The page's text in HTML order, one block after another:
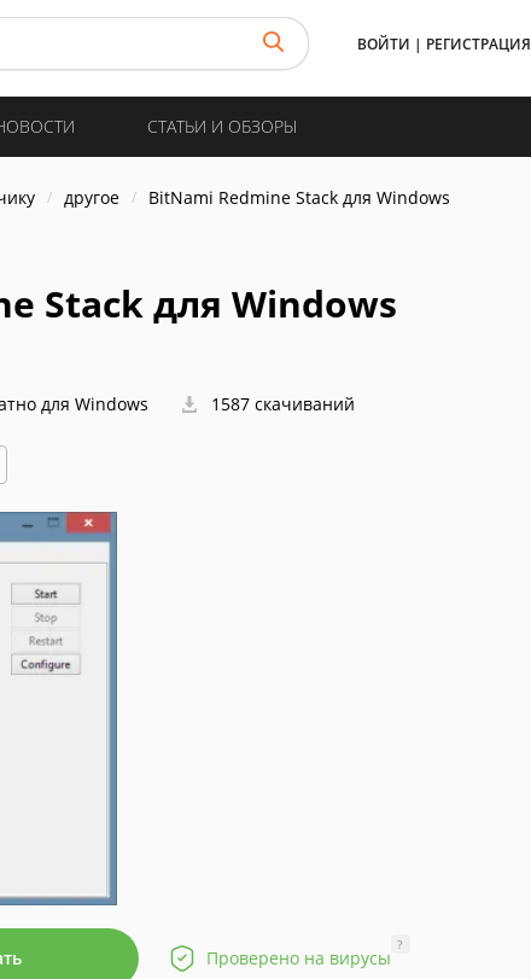
ВОЙТИ | РЕГИСТРАЦИЯ
СТАТЬИ И ОБЗОРЫ
другое BitNami Redmine Stack для Windows
Stack для Windows
для Windows 1587 скачиваний
Проверено на вирусы
?